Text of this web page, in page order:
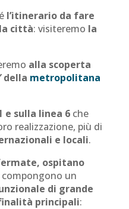
l’itinerario da fare
città: visiteremo la
alla scoperta
della metropolitana
e sulla linea 6che
realizzazione, più di
e locali.
ospitano
compongono un
di grande
principali: